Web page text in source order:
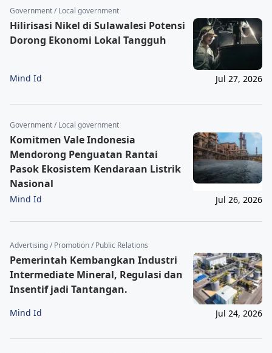
Government / Local government
Hilirisasi Nikel di Sulawalesi Potensi
Dorong Ekonomi Lokal Tangguh
Mind Id Jul 27, 2026
Government / Local government
Komitmen Vale Indonesia
Mendorong Penguatan Rantai
Pasok Ekosistem Kendaraan Listrik
Nasional
Mind Id Jul 26, 2026
Advertising / Promotion / Public Relations
Pemerintah Kembangkan Industri
Intermediate Mineral, Regulasi dan
Insentif jadi Tantangan.
Mind Id Jul 24, 2026